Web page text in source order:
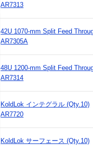
AR7313
42U 1070-mm Split Feed
AR7305A
48U 1200-mm Split Feed
AR7314
KoldLok インテグラル (Qty.10)
AR7720
KoldLok サーフェース (Qty.10)